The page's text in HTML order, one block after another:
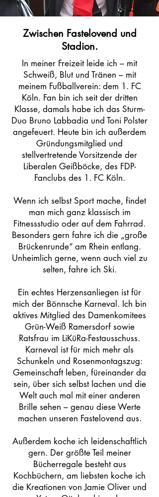
Zwischen Fastelovend und
Stadion.
In meiner Freizeit leide ich – mit
Schweiß, Blut und Tränen – mit
meinem Fußballverein: dem 1. FC
Köln. Fan bin ich seit der dritten
Klasse, damals habe ich das Sturm-
Duo Bruno Labbadia und Toni Polster
angefeuert. Heute bin ich außerdem
Gründungsmitglied und
stellvertretende Vorsitzende der
Liberalen Geißböcke, des FDP-
Fanclubs des 1. FC Köln.
Wenn ich selbst Sport mache, findet
man mich ganz klassisch im
Fitnessstudio oder auf dem Fahrrad.
Besonders gern fahre ich die „große
Brückenrunde“ am Rhein entlang.
Unheimlich gerne, wenn auch viel zu
selten, fahre ich Ski.
Ein echtes Herzensanliegen ist für
mich der Bönnsche Karneval. Ich bin
aktives Mitglied des Damenkomitees
Grün-Weiß Ramersdorf sowie
Ratsfrau im LiKüRa-Festausschuss.
Karneval ist für mich mehr als
Schunkeln und Rosenmontagszug:
Gemeinschaft leben, füreinander da
sein, über sich selbst lachen und die
Welt auch mal mit einer anderen
Brille sehen – genau diese Werte
machen unseren Fastelovend aus.
Außerdem koche ich leidenschaftlich
gern. Der größte Teil meiner
Bücherregale besteht aus
Kochbüchern, am liebsten koche ich
die Kreationen von Jamie Oliver und